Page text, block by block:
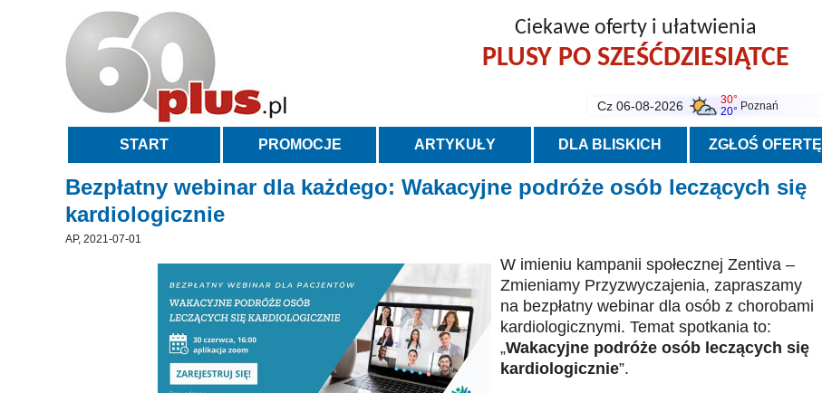
Ciekawe oferty i ułatwienia
PLUSY PO SZEŚĆDZIESIĄTCE
Cz 06-08-2026
30°
20° Poznań
START PROMOCJE ARTYKUŁY DLA BLISKICH ZGŁOŚ OFERTĘ
Bezpłatny webinar dla każdego: Wakacyjne podróże osób leczących się
kardiologicznie
AP, 2021-07-01
W imieniu kampanii społecznej Zentiva –
Zmieniamy Przyzwyczajenia, zapraszamy
na bezpłatny webinar dla osób z chorobami
kardiologicznymi. Temat spotkania to:
„Wakacyjne podróże osób leczących się
kardiologicznie”.